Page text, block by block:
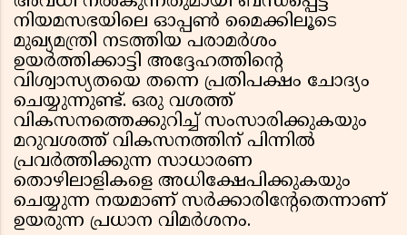
നിയമസഭയിലെ ഓപ്പൺ മൈക്കിലൂടെ
മുഖ്യമന്ത്രി നടത്തിയ പരാമർശം
ഉയർത്തിക്കാട്ടി അദ്ദേഹത്തിൻ്റെ
വിശ്വാസ്യതയെ തന്നെ പ്രതിപക്ഷം ചോദ്യം
ചെയ്യുന്നുണ്ട്. ഒരു വശത്ത്
വികസനത്തെക്കുറിച്ച് സംസാരിക്കുകയും
മറുവശത്ത് വികസനത്തിന് പിന്നിൽ
പ്രവർത്തിക്കുന്ന സാധാരണ
തൊഴിലാളികളെ അധിക്ഷേപിക്കുകയും
ചെയ്യുന്ന നയമാണ് സർക്കാരിൻ്റേതെന്നാണ്
ഉയരുന്ന പ്രധാന വിമർശനം.